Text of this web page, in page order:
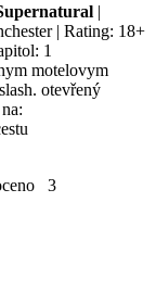
|
| Rating: 18+
1
motelovym
otevřený
3